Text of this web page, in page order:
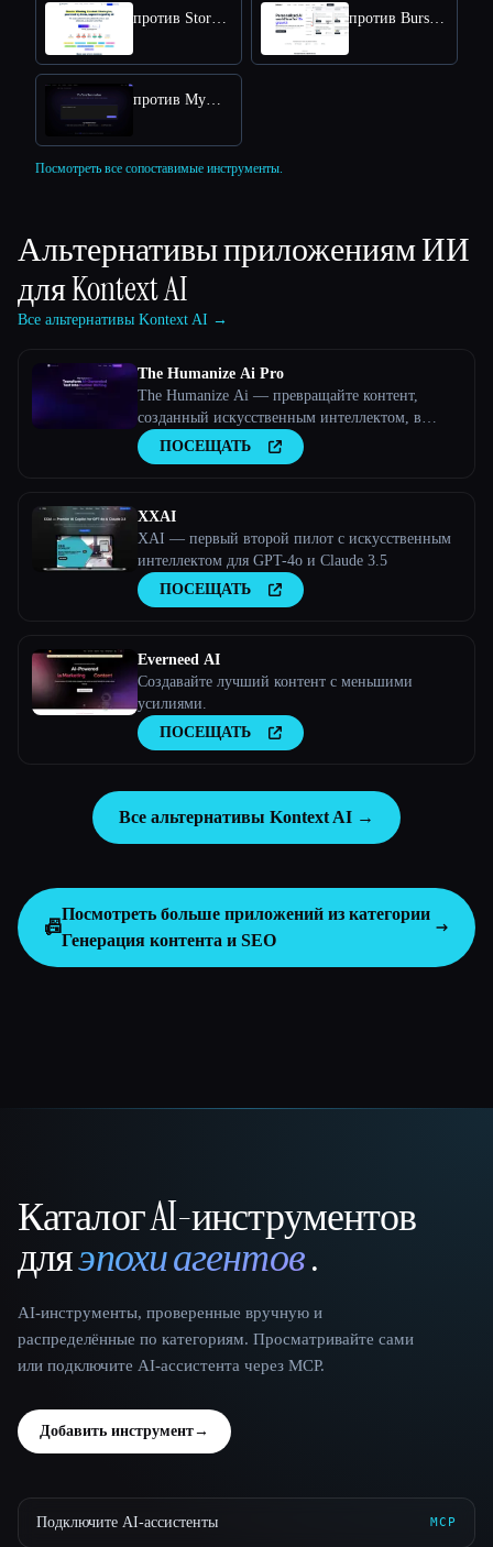
против StoryChief против BurstyAI
против MyMap.AI YouTube Summarizer
Посмотреть все сопоставимые инструменты.
Альтернативы приложениям ИИ
дляKontext AI
Все альтернативы Kontext AI →
The Humanize Ai Pro
The Humanize Ai — превращайте контент,
созданный искусственным интеллектом, в
текст, написанный людьми
ПОСЕЩАТЬ
XXAI
XAI — первый второй пилот с искусственным
интеллектом для GPT-4o и Claude 3.5
ПОСЕЩАТЬ
Everneed AI
Создавайте лучший контент с меньшими
усилиями.
ПОСЕЩАТЬ
Все альтернативы Kontext AI →
📠
Посмотреть больше приложений из категории
Генерация контента и SEO
That AI Collection
Каталог AI-инструментов
дляэпохи агентов.
AI-инструменты, проверенные вручную и
распределённые по категориям. Просматривайте сами
или подключите AI-ассистента через MCP.
Добавить инструмент→
Подключите AI-ассистенты MCP